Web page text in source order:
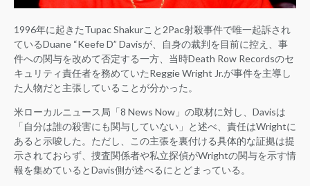
1996年に起きたTupac Shakurこと2Pac射殺事件で唯一起訴され
ているDuane “Keefe D” Davisが、自身の裁判を目前に控え、事
件への関与を改めて否定する一方、当時Death Row Recordsのセ
キュリティ責任者を務めていたReggie Wright Jr.が事件を主導し
た人物だと主張していることが分かった。
米ローカルニュース局「8 News Now」の取材に対し、Davisは
「自分は誰の殺害にも関与していない」と述べ、責任はWrightに
あると示唆した。ただし、この主張を裏付ける具体的な証拠は提
示されておらず、捜査関係者や私立探偵がWrightの関与を示す情
報を集めているとDavis側が述べるにとどまっている。